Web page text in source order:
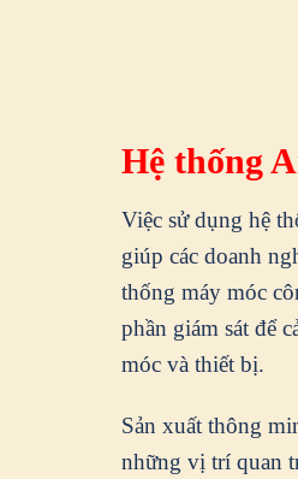
Hệ thống
Việc sử dụng hệ
giúp các doanh
thống máy móc
phần giám sát để
móc và thiết bị.
Sản xuất thông
những vị trí quan